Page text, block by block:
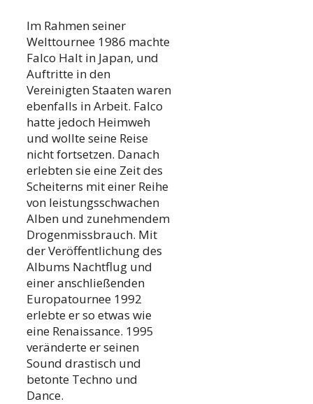
Im Rahmen seiner
Welttournee 1986 machte
Falco Halt in Japan, und
Auftritte in den
Vereinigten Staaten waren
ebenfalls in Arbeit. Falco
hatte jedoch Heimweh
und wollte seine Reise
nicht fortsetzen. Danach
erlebten sie eine Zeit des
Scheiterns mit einer Reihe
von leistungsschwachen
Alben und zunehmendem
Drogenmissbrauch. Mit
der Veröffentlichung des
Albums Nachtflug und
einer anschließenden
Europatournee 1992
erlebte er so etwas wie
eine Renaissance. 1995
veränderte er seinen
Sound drastisch und
betonte Techno und
Dance.